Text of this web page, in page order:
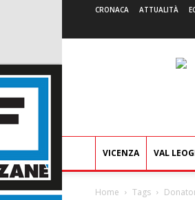
CRONACA ATTUALITÀ
VICENZA VAL
Home Tags